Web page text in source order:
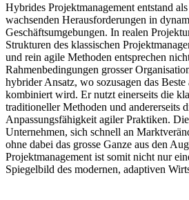
Hybrides Projektmanagement entstand
wachsenden Herausforderungen in
Geschäftsumgebungen. In realen
Strukturen des klassischen
und rein agile Methoden entsprechen
Rahmenbedingungen grosser
hybrider Ansatz, wo sozusagen das Beste
kombiniert wird. Er nutzt einerseits die
traditioneller Methoden und andererseits
Anpassungsfähigkeit agiler Praktiken.
Unternehmen, sich schnell an
ohne dabei das grosse Ganze aus den
Projektmanagement ist somit nicht nur
Spiegelbild des modernen, adaptiven